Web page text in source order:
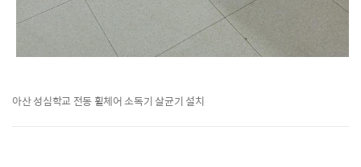
아산 성심학교 전동 휠체어 소독기 살균기 설치